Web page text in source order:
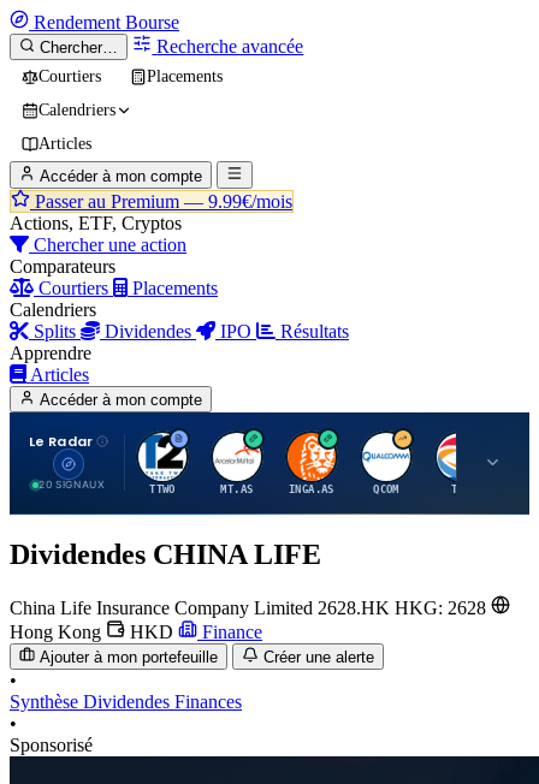
Rendement Bourse
Chercher… Recherche avancée
Courtiers
Placements
Calendriers
Articles
Accéder à mon compte
Passer au Premium — 9.99€/mois
Actions, ETF, Cryptos
Chercher une action
Comparateurs
Courtiers
Placements
Calendriers
Splits
Dividendes IPO
Résultats
Apprendre
Articles
Accéder à mon compte
Le Radar
20 SIGNAUX
T
TTWO
A
MT.AS
I
INGA.AS
Q
QCOM
T
TTE
Dividendes CHINA LIFE
China Life Insurance Company Limited 2628.HK HKG: 2628
Hong Kong
HKD Finance
Ajouter à mon portefeuille Créer une alerte
•
Synthèse Dividendes Finances
•
Sponsorisé